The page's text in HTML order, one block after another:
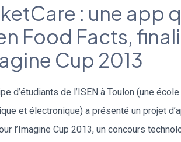
: une app
Food Facts,
Cup 2013
d’étudiants de l’ISEN à Toulon (une
et électronique) a présenté un projet
l’Imagine Cup 2013, un concours